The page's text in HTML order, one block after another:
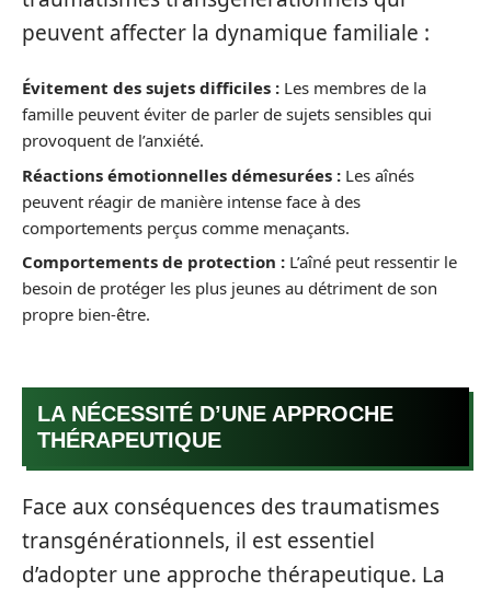
peuvent affecter la dynamique familiale :
Évitement des sujets difficiles : Les membres de la
famille peuvent éviter de parler de sujets sensibles qui
provoquent de l’anxiété.
Réactions émotionnelles démesurées : Les aînés
peuvent réagir de manière intense face à des
comportements perçus comme menaçants.
Comportements de protection : L’aîné peut ressentir le
besoin de protéger les plus jeunes au détriment de son
propre bien-être.
LA NÉCESSITÉ D’UNE APPROCHE
THÉRAPEUTIQUE
Face aux conséquences des traumatismes
transgénérationnels, il est essentiel
d’adopter une approche thérapeutique. La